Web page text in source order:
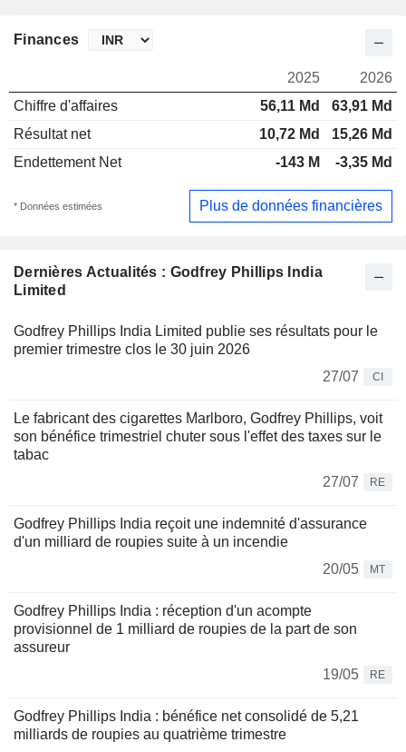
Dernières Actualités : Godfrey Phillips India
Limited
Godfrey Phillips India Limited publie ses résultats pour le
premier trimestre clos le 30 juin 2026
27/07
CI
Le fabricant des cigarettes Marlboro, Godfrey Phillips, voit
son bénéfice trimestriel chuter sous l'effet des taxes sur le
tabac
27/07
RE
Godfrey Phillips India reçoit une indemnité d'assurance
d'un milliard de roupies suite à un incendie
20/05
MT
Godfrey Phillips India : réception d'un acompte
provisionnel de 1 milliard de roupies de la part de son
assureur
19/05
RE
Godfrey Phillips India : bénéfice net consolidé de 5,21
milliards de roupies au quatrième trimestre
Finances
2025
2026
Chiffre d'affaires
56,11 Md
63,91 Md
Résultat net
10,72 Md
15,26 Md
Endettement Net
-143 M -3,35 Md
* Données estimées Plus de données financières